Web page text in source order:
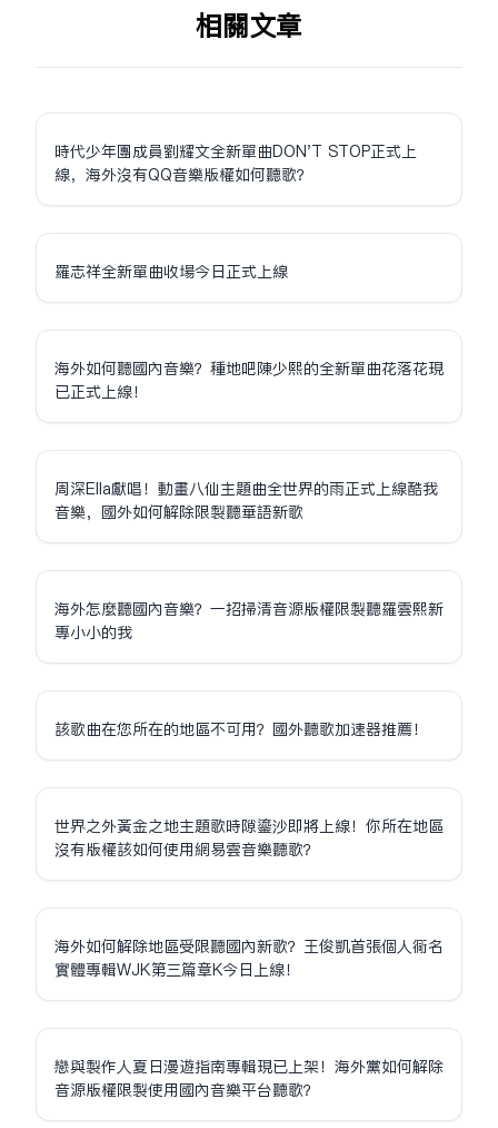
相关文章
時代少年團成員劉耀文全新單曲DON'T STOP正式上
線，海外沒有QQ音樂版權如何聽歌？
羅志祥全新單曲收場今日正式上線
海外如何聽國內音樂？種地吧陳少熙的全新單曲花落花現
已正式上線！
周深Ella獻唱！動畫八仙主題曲全世界的雨正式上線酷我
音樂，國外如何解除限制聽華語新歌
海外怎麼聽國內音樂？一招掃清音源版權限制聽羅雲熙新
專小小的我
該歌曲在您所在的地區不可用？國外聽歌加速器推薦！
世界之外黃金之地主題歌時隙鎏沙即將上線！你所在地區
沒有版權該如何使用網易雲音樂聽歌？
海外如何解除地區受限聽國內新歌？王俊凱首張個人同名
實體專輯WJK第三篇章K今日上線！
戀與製作人夏日漫遊指南專輯現已上架！海外黨如何解除
音源版權限制使用國內音樂平台聽歌？